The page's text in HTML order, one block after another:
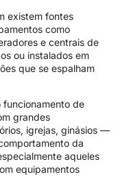
existem fontes
como
e centrais de
ou instalados em
que se espalham
funcionamento de
grandes
igrejas, ginásios —
da
aqueles
equipamentos